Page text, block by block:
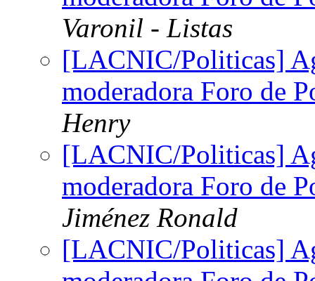
Varonil - Listas
[LACNIC/Politicas]
moderadora Foro de
Henry
[LACNIC/Politicas]
moderadora Foro de
Jiménez Ronald
[LACNIC/Politicas]